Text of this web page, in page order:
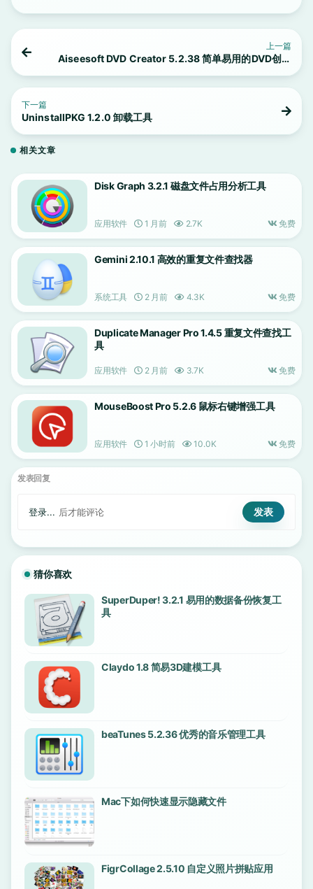
上一篇
Aiseesoft DVD Creator 5.2.38 简单易用的DVD创建
下一篇
UninstallPKG 1.2.0 卸载工具
相关文章
Disk Graph 3.2.1 磁盘文件占用分析工具
应用软件 1 月前 2.7K 免费
Gemini 2.10.1 高效的重复文件查找器
系统工具 2 月前 4.3K 免费
Duplicate Manager Pro 1.4.5 重复文件查找工
具
应用软件 2 月前 3.7K 免费
MouseBoost Pro 5.2.6 鼠标右键增强工具
应用软件 1 小时前 10.0K 免费
发表回复
登录... 后才能评论
猜你喜欢
SuperDuper! 3.2.1 易用的数据备份恢复工
具
Claydo 1.8 简易3D建模工具
beaTunes 5.2.36 优秀的音乐管理工具
Mac下如何快速显示隐藏文件
FigrCollage 2.5.10 自定义照片拼贴应用